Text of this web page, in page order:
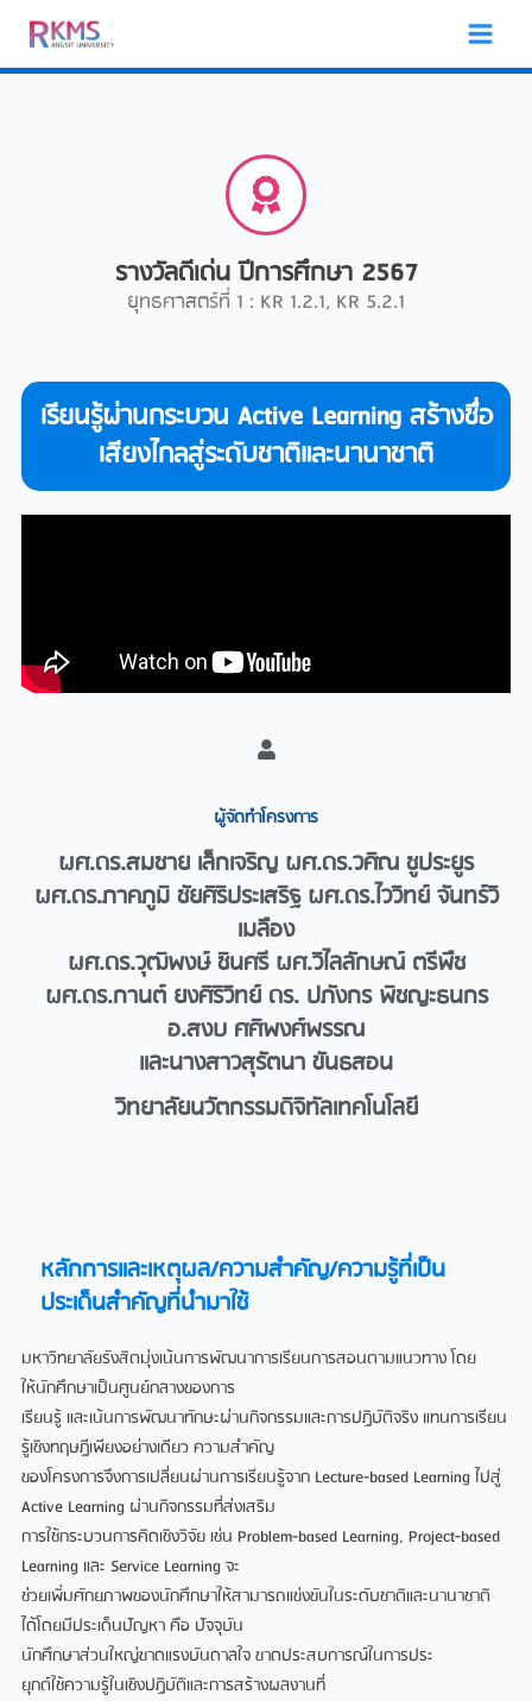
content
รางวัลดีเด่น ปีการศึกษา 2567
ยุทธศาสตร์ที่ 1 : KR 1.2.1, KR 5.2.1
เรียนรู้ผ่านกระบวน Active Learning สร้างชื่อ
เสียงไกลสู่ระดับชาติและนานาชาติ
ผู้จัดทำโครงการ​
ผศ.ดร.สมชาย เล็กเจริญ ผศ.ดร.วศิณ ชูประยูร
ผศ.ดร.ภาคภูมิ ชัยศิริประเสริฐ ผศ.ดร.ไววิทย์ จันทร์วิ
เมลือง
ผศ.ดร.วุฒิพงษ์ ชินศรี ผศ.วิไลลักษณ์ ตรีพืช
ผศ.ดร.กานต์ ยงศิริวิทย์ ดร. ปภังกร พิชญะธนกร
อ.สงบ ศศิพงศ์พรรณ
และนางสาวสุรัตนา ขันธสอน
วิทยาลัยนวัตกรรมดิจิทัลเทคโนโลยี
หลักการและเหตุผล/ความสำคัญ/ความรู้ที่เป็น
ประเด็นสำคัญที่นำมาใช้​
มหาวิทยาลัยรังสิตมุงเนนการพัฒนาการเรียนการสอนตามแนวทาง โดย
ใหนักศึกษาเปนศูนยกลางของการ
เรียนรู และเนนการพัฒนาทักษะผานกิจกรรมและการปฏิบัติจริง แทนการเรียน
รูเชิงทฤษฎีเพียงอยางเดียว ความสําคัญ
ของโครงการจึงการเปลี่ยนผานการเรียนรูจาก Lecture-based Learning ไปสู
Active Learning ผานกิจกรรมที่สงเสริม
การใชกระบวนการคิดเชิงวิจัย เชน Problem-based Learning, Project-based
Learning และ Service Learning จะ
ชวยเพิ่มศักยภาพของนักศึกษาใหสามารถแขงขันในระดับชาติและนานาชาติ
ไดโดยมีประเด็นปญหา คือ ปจจุบัน
นักศึกษาสวนใหญขาดแรงบันดาลใจ ขาดประสบการณในการประ
ยุกตใชความรูในเชิงปฏิบัติและการสรางผลงานที่